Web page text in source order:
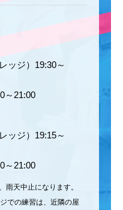
ッジ）19:30～
～21:00
ッジ）19:15～
～21:00
天中止になります。
での練習は、近隣の屋